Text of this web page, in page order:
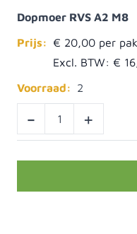
Dopmoer RVS A2 M8
Prijs: € 20,00
Excl. BTW: €
Voorraad:
2
- +